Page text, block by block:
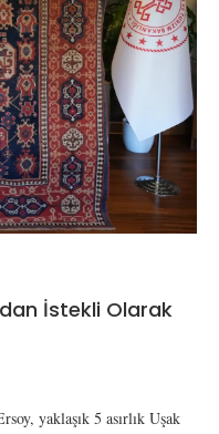
İstekli Olarak
yaklaşık 5 asırlık Uşak